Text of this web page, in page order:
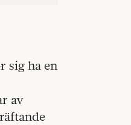
sig ha en
av